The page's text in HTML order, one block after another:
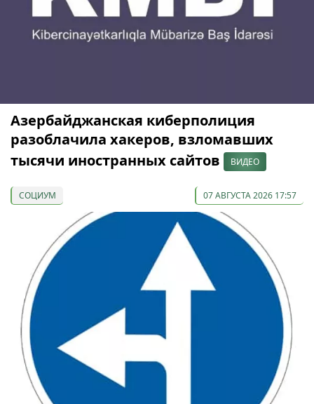
Азербайджанская киберполиция
разоблачила хакеров, взломавших
тысячи иностранных сайтов
ВИДЕО
СОЦИУМ 07 АВГУСТА 2026 17:57